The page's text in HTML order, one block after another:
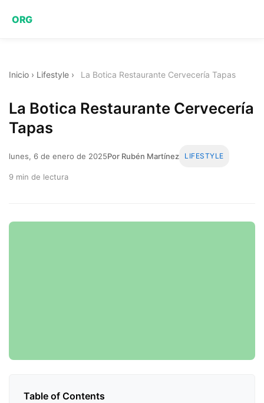
ORG
Inicio › Lifestyle › La Botica Restaurante Cervecería Tapas
La Botica Restaurante Cervecería
Tapas
lunes, 6 de enero de 2025Por Rubén Martínez LIFESTYLE
9 min de lectura
Table of Contents